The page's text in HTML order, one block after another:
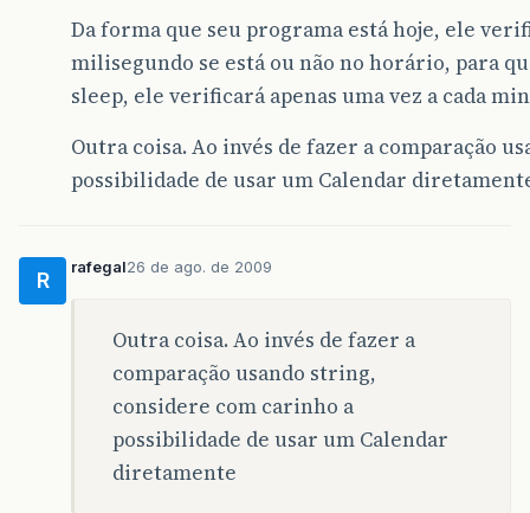
Da forma que seu programa está hoje, ele
milisegundo se está ou não no horário, para
sleep, ele verificará apenas uma vez a cada
Outra coisa. Ao invés de fazer a comparação
possibilidade de usar um Calendar
R
rafegal26 de ago. de 2009
Outra coisa. Ao invés de fazer a
comparação usando string,
considere com carinho a
possibilidade de usar um Calendar
diretamente